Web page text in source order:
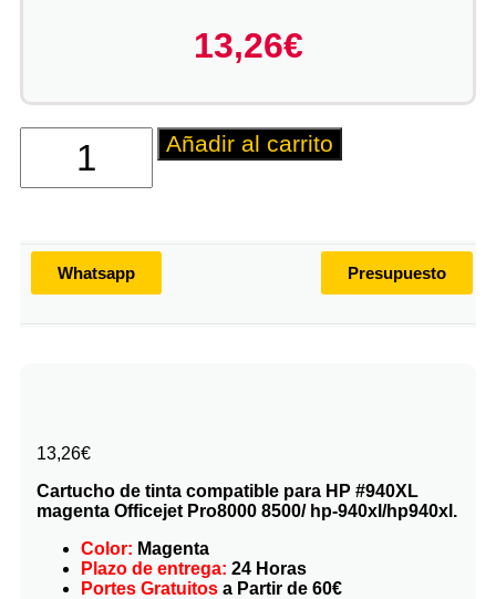
13,26€
Añadir al carrito
Whatsapp Presupuesto
13,26€
Cartucho de tinta compatible para HP #940XL
magenta Officejet Pro8000 8500/ hp-940xl/hp940xl.
Color: Magenta
Plazo de entrega: 24 Horas
Portes Gratuitos a Partir de 60€